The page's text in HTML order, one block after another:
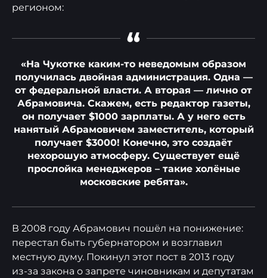
регионом:
“
«На Чукотке каким-то неведомым образом
получилась двойная администрация. Одна —
от федеральной власти. А вторая — лично от
Абрамовича. Скажем, есть редактор газеты,
он получает $1000 зарплаты. А у него есть
нанятый Абрамовичем заместитель, который
получает $3000! Конечно, это создаёт
нехорошую атмосферу. Существует ещё
прослойка менеджеров – такие холёные
московские ребята».
В 2008 году Абрамович пошёл на понижение:
перестал быть губернатором и возглавил
местную думу. Покинул этот пост в 2013 году
из‑за закона о запрете чиновникам и депутатам